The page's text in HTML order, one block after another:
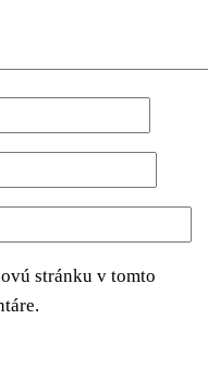
stránku v tomto